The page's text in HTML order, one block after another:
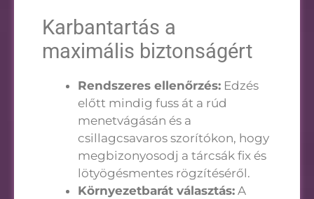
Karbantartás a
maximális biztonságért
Rendszeres ellenőrzés: Edzés
előtt mindig fuss át a rúd
menetvágásán és a
csillagcsavaros szorítókon, hogy
megbizonyosodj a tárcsák fix és
lötyögésmentes rögzítéséről.
Környezetbarát választás: A